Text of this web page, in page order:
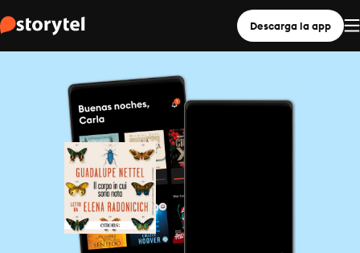
Descarga la app